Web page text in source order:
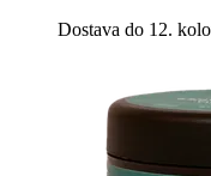
Dostava do 12.